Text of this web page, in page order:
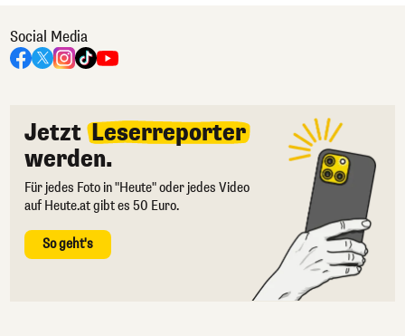
Social Media
Jetzt Leserreporter
werden.
Für jedes Foto in "Heute" oder jedes Video
auf Heute.at gibt es 50 Euro.
So geht's